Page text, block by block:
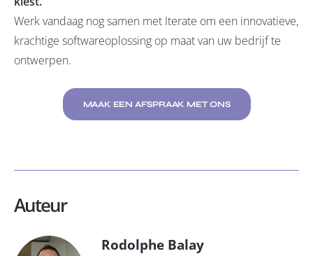
Werk vandaag nog samen met Iterate om een innovatieve,
krachtige softwareoplossing op maat van uw bedrijf te
ontwerpen.
MAAK EEN AFSPRAAK MET ONS
Auteur
Rodolphe Balay